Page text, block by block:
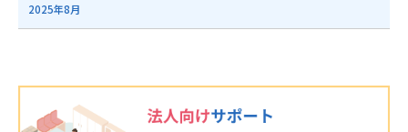
2025年8月